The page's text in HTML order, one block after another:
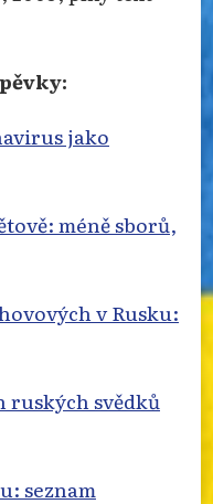
jako
méně sborů,
v Rusku:
ruských svědků
seznam